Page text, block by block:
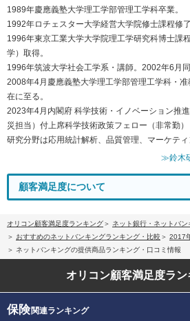
1989年慶應義塾大学理工学部管理工学科卒業。
1992年ロチェスター大学経営大学院修士課程修了
1996年東京工業大学大学院理工学研究科博士課
学）取得。
1996年筑波大学社会工学系・講師。2002年6月同
2008年4月慶應義塾大学理工学部管理工学科・
在に至る。
2023年4月内閣府 科学技術・イノベーション推
災担当）付上席科学技術政策フェロー（非常勤）
研究分野は応用統計解析、品質管理、マーケティ
≫鈴木
顧客満足度について
オリコン顧客満足度ランキング
ネット銀行・ネットバ
おすすめのネットバンキングランキング・比較
2017
ネットバンキングの提供商品ランキング・口コミ情報
オリコン顧客満足度ラン
保険関連ランキング